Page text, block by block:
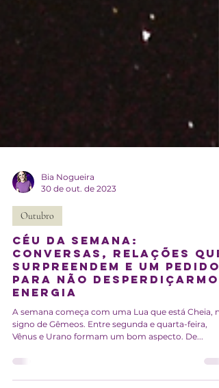
30 de out. de 2023
Outubro
Céu da semana:
conversas, relações que
surpreendem e um pedido
energia
A semana começa com uma Lua que está Cheia,
Vênus e Urano formam um bom aspecto. De...